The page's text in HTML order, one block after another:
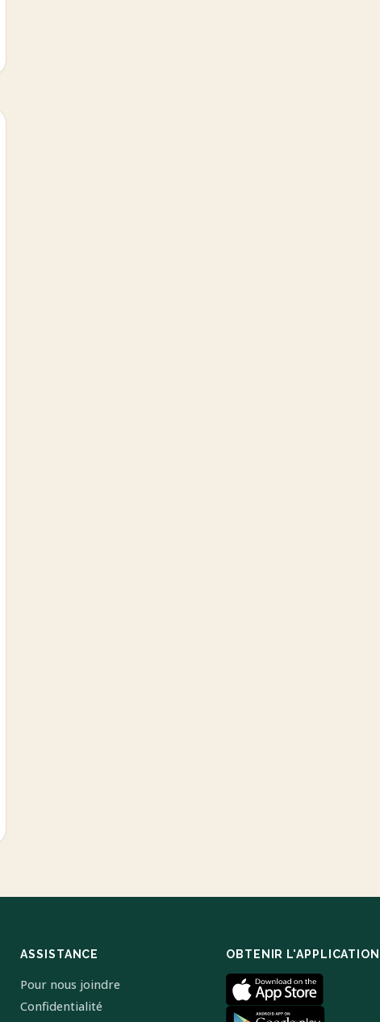
ASSISTANCE
Pour nous joindre
Confidentialité
OBTENIR L'APPLICATION